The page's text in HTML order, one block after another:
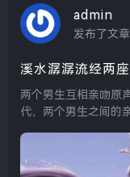
admin
发布了文章
溪水潺潺流经两
两个男生互相亲吻原声音没有音乐 在
代，两个男生之间的
人。彼此之间的感情